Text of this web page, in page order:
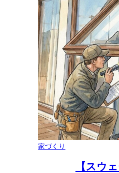
家づくり
【スウ